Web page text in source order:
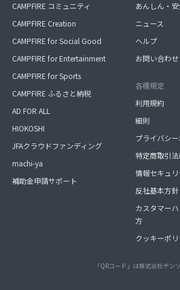
CAMPFIRE コミュニティ
CAMPFIRE Creation
CAMPFIRE for Social Good
CAMPFIRE for Entertainment
CAMPFIRE for Sports
CAMPFIRE ふるさと納税
AD FOR ALL
HIOKOSHI
JFAクラウドファンディング
machi-ya
補助金申請サポート
あんしん・
ニュース
ヘルプ
お問い合わせ
各種規定
利用規約
細則
プライバシ
特定商取引
情報セキュ
反社基本方針
カスタマー
方
クッキーポ
「QRコード」は株式会社デン